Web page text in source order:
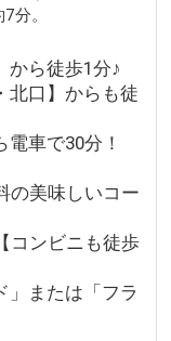
分。
ら徒歩1分♪
北口】からも徒
車で30分！
の美味しいコー
コンビニも徒歩
または「フラ